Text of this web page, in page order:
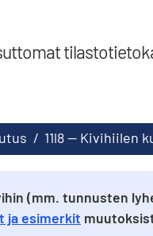
/ 11l8 -- Kivihiilen
(mm. tunnusten
ja esimerkit